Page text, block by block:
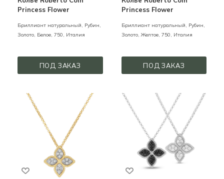
Princess Flower
Бриллиант натуральный, Рубин,
Золото, Белое, 750, Италия
ПОД ЗАКАЗ
Princess Flower
Бриллиант натуральный, Рубин,
Золото,Желтое, 750, Италия
ПОД ЗАКАЗ